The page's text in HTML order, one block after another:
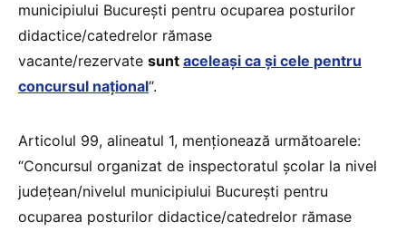
municipiului Bucureşti pentru ocuparea posturilor
didactice/catedrelor rămase
vacante/rezervate sunt aceleaşi ca şi cele pentru
concursul naţional“.
Articolul 99, alineatul 1, menționează următoarele:
“Concursul organizat de inspectoratul școlar la nivel
județean/nivelul municipiului București pentru
ocuparea posturilor didactice/catedrelor rămase